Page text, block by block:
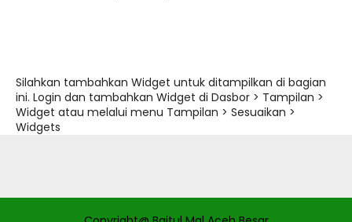
Silahkan tambahkan Widget untuk ditampilkan di bagian
ini. Login dan tambahkan Widget di Dasbor > Tampilan >
Widget atau melalui menu Tampilan > Sesuaikan >
Widgets